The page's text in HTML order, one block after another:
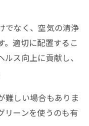
でなく、空気の清浄
。適切に配置するこ
ス向上に貢献し、
難しい場合もありま
リーンを使うのも有